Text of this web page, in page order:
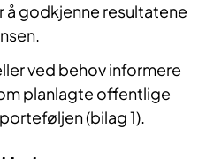
å godkjenne resultatene
ved behov informere
planlagte offentlige
(bilag 1).